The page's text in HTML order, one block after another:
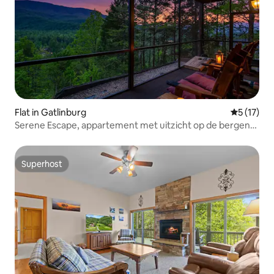
Flat in Gatlinburg
5 (17)
Serene Escape, appartement met uitzicht op de bergen
Superhost
Superhost